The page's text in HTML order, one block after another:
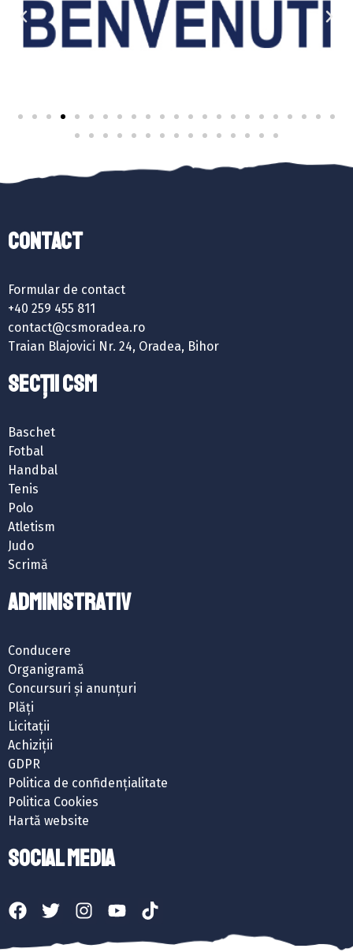
Contact
Formular de contact
+40 259 455 811
contact@csmoradea.ro
Traian Blajovici Nr. 24, Oradea, Bihor
SECȚII CSM
Baschet
Fotbal
Handbal
Tenis
Polo
Atletism
Judo
Scrimă
ADMINISTRATIV
Conducere
Organigramă
Concursuri și anunțuri
Plăți
Licitații
Achiziții
GDPR
Politica de confidențialitate
Politica Cookies
Hartă website
SOCIAL MEDIA